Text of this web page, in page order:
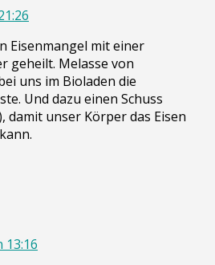
Eisenmangel mit einer
geheilt. Melasse von
uns im Bioladen die
Und dazu einen Schuss
damit unser Körper das Eisen
13:16